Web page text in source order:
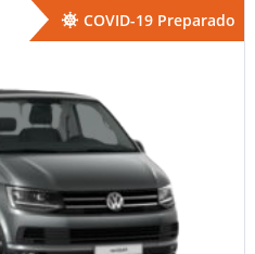
COVID-19 Preparado